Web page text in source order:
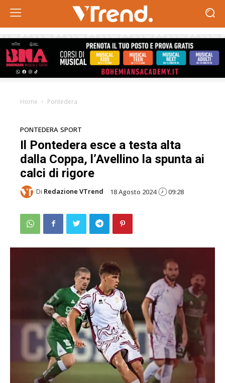
Home Pontedera
PONTEDERA SPORT
Il Pontedera esce a testa alta
dalla Coppa, l’Avellino la spunta ai
calci di rigore
Di Redazione VTrend 18 Agosto 2024 09:28